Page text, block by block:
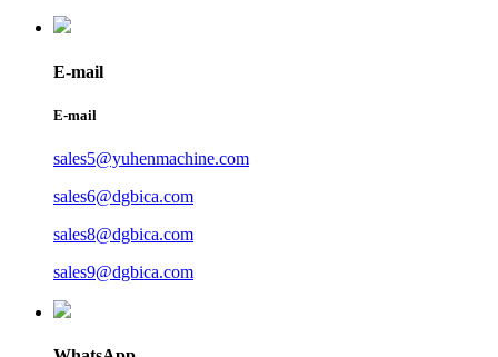
E-mail
E-mail
sales5@yuhenmachine.com
sales6@dgbica.com
sales8@dgbica.com
sales9@dgbica.com